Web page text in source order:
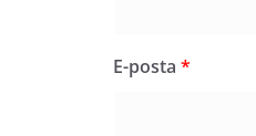
E-posta *